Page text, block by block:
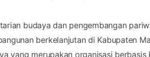
budaya dan pengembangan
berkelanjutan di Kabupaten
yang merupakan organisasi